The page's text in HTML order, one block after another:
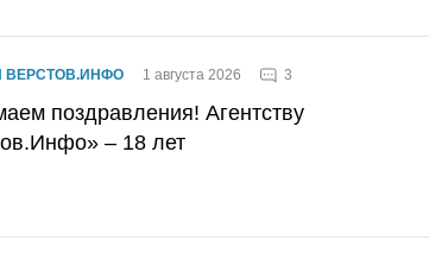
ВЕРСТОВ.ИНФО 1 августа 2026 3
поздравления! Агентству
– 18 лет